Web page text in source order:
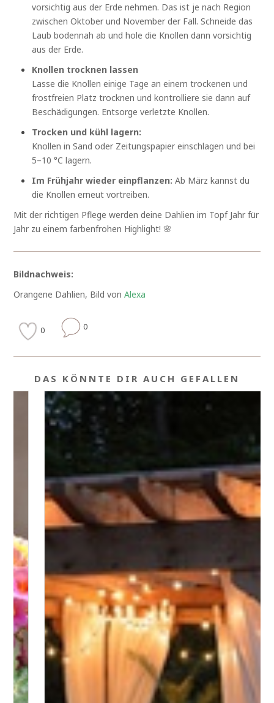
vorsichtig aus der Erde nehmen. Das ist je nach Region
zwischen Oktober und November der Fall. Schneide das
Laub bodennah ab und hole die Knollen dann vorsichtig
aus der Erde.
Knollen trocknen lassen
Lasse die Knollen einige Tage an einem trockenen und
frostfreien Platz trocknen und kontrolliere sie dann auf
Beschädigungen. Entsorge verletzte Knollen.
Trocken und kühl lagern:
Knollen in Sand oder Zeitungspapier einschlagen und bei
5–10 °C lagern.
Im Frühjahr wieder einpflanzen: Ab März kannst du
die Knollen erneut vortreiben.
Mit der richtigen Pflege werden deine Dahlien im Topf Jahr für
Jahr zu einem farbenfrohen Highlight! 🌸
Bildnachweis:
Orangene Dahlien, Bild vonAlexa
0 0
DAS KÖNNTE DIR AUCH GEFALLEN